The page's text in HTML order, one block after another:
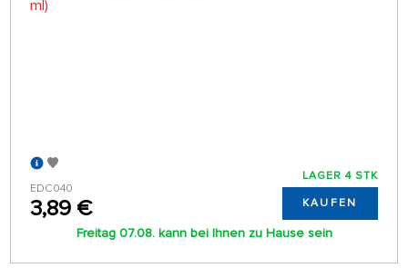
EDC040
3,89 €
LAGER 4 STK
KAUFEN
Freitag 07.08. kann bei Ihnen zu Hause sein